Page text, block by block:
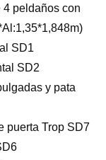
4 peldaños con
SD1
SD2
y pata
puerta Trop SD7